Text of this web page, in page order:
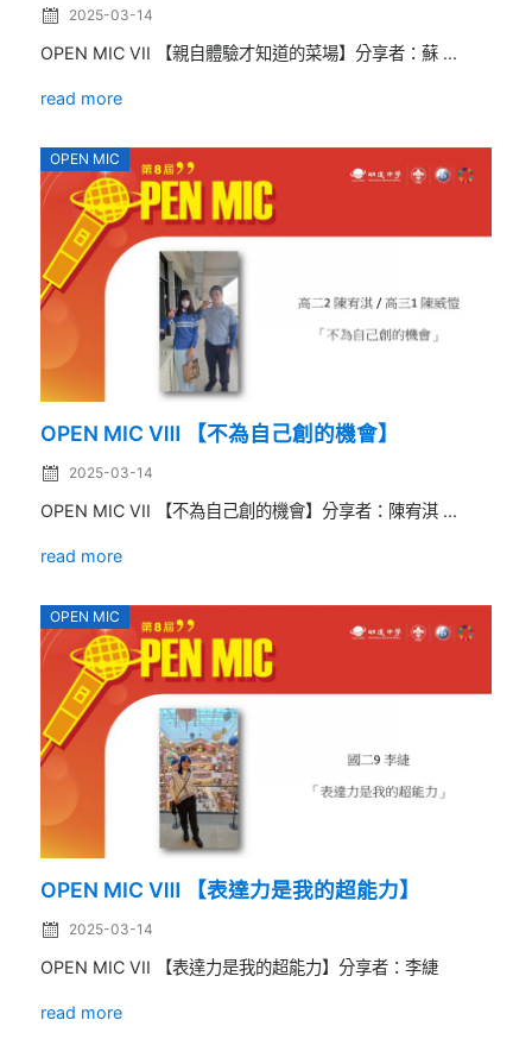
2025-03-14
OPEN MIC VII 【親自體驗才知道的菜場】分享者：蘇 ...
read more
OPEN MIC
OPEN MIC Ⅷ 【不為自己創的機會】
2025-03-14
OPEN MIC VII 【不為自己創的機會】分享者：陳宥淇 ...
read more
OPEN MIC
OPEN MIC Ⅷ 【表達力是我的超能力】
2025-03-14
OPEN MIC VII 【表達力是我的超能力】分享者：李緁
read more